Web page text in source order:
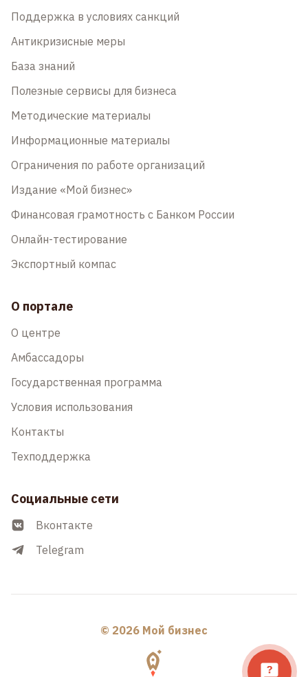
Поддержка в условиях санкций
Антикризисные меры
База знаний
Полезные сервисы для бизнеса
Методические материалы
Информационные материалы
Ограничения по работе организаций
Издание «Мой бизнес»
Финансовая грамотность с Банком России
Онлайн-тестирование
Экспортный компас
О портале
О центре
Амбассадоры
Государственная программа
Условия использования
Контакты
Техподдержка
Социальные сети
Вконтакте
Telegram
© 2026 Мой бизнес